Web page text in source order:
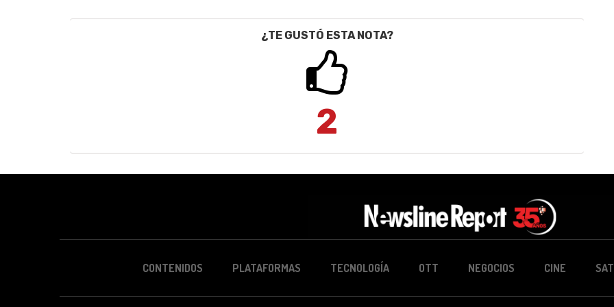
¿TE GUSTÓ ESTA NOTA?
2
CONTENIDOS PLATAFORMAS TECNOLOGÍA OTT NEGOCIOS CINE